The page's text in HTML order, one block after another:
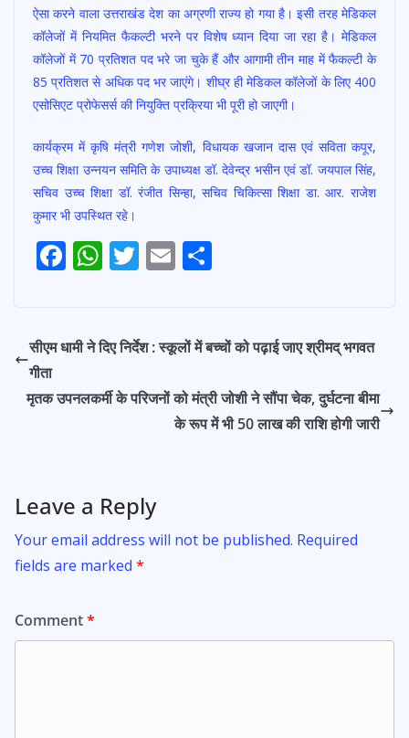
ऐसा करने वाला उत्तराखंड देश का अग्रणी राज्य हो गया है। इसी तरह मेडिकल
कॉलेजों में नियमित फैकल्टी भरने पर विशेष ध्यान दिया जा रहा है। मेडिकल
कॉलेजों में 70 प्रतिशत पद भरे जा चुके हैं और आगामी तीन माह में फैकल्टी के
85 प्रतिशत से अधिक पद भर जाएंगे। शीघ्र ही मेडिकल कॉलेजों के लिए 400
एसोसिएट प्रोफेसर्स की नियुक्ति प्रक्रिया भी पूरी हो जाएगी।
कार्यक्रम में कृषि मंत्री गणेश जोशी, विधायक खजान दास एवं सविता कपूर,
उच्च शिक्षा उन्नयन समिति के उपाध्यक्ष डॉ. देवेन्द्र भसीन एवं डॉ. जयपाल सिंह,
सचिव उच्च शिक्षा डॉ. रंजीत सिन्हा, सचिव चिकित्सा शिक्षा डा. आर. राजेश
कुमार भी उपस्थित रहे।
Post
Navigation
F
b
o
W
s
p
T
er
E
l e
सीएम धामी ने दिए निर्देश : स्कूलों में बच्चों को पढ़ाई जाए श्रीमद् भगवत
गीता
मृतक उपनलकर्मी के परिजनों को मंत्री जोशी ने सौंपा चेक, दुर्घटना बीमा
के रूप में भी 50 लाख की राशि होगी जारी
Leave a Reply
Your email address will not be published. Required
fields are marked *
Comment*